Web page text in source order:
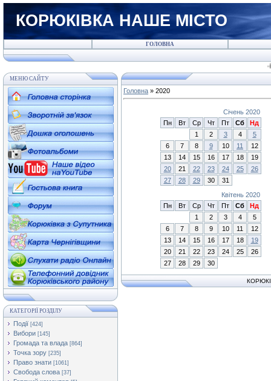
КОРЮКІВКА НАШЕ МІСТО
ГОЛОВНА
-
МЕНЮ САЙТУ
КАТЕГОРІЇ РОЗДІЛУ
Події [424]
Вибори [145]
Громада та влада [864]
Точка зору [235]
Право знати [1061]
Свобода слова [37]
Головна » 2020
Січень 2020
Пн
Вт Ср Чт Пт Сб
Нд
1
2 3 4
5
6
7 8 9 10 11
12
13
14 15 16 17 18
19
20
21 22 23 24 25
26
27
28 29 30
31
Квітень 2020
Пн
Вт Ср Чт Пт Сб
Нд
1
2 3 4
5
6
7 8 9 10 11
12
13
14 15 16 17 18
19
20
21 22 23 24 25
26
27
28 29 30